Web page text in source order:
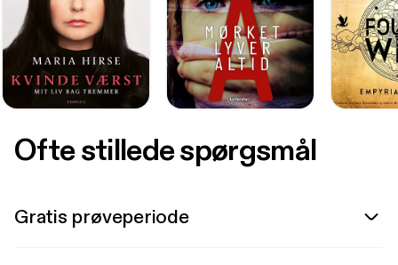
Ofte stillede spørgsmål
Gratis prøveperiode